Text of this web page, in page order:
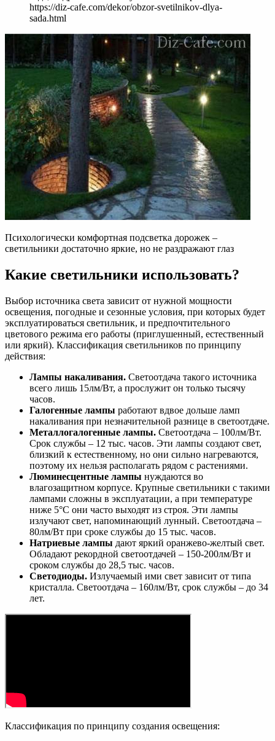
https://diz-cafe.com/dekor/obzor-svetilnikov-dlya-
sada.html
Психологически комфортная подсветка дорожек –
светильники достаточно яркие, но не раздражают глаз
Какие светильники использовать?
Выбор источника света зависит от нужной мощности
освещения, погодные и сезонные условия, при которых будет
эксплуатироваться светильник, и предпочтительного
цветового режима его работы (приглушенный, естественный
или яркий). Классификация светильников по принципу
действия:
Лампы накаливания. Светоотдача такого источника
всего лишь 15лм/Вт, а прослужит он только тысячу
часов.
Галогенные лампы работают вдвое дольше ламп
накаливания при незначительной разнице в светоотдаче.
Металлогалогенные лампы. Светоотдача – 100лм/Вт.
Срок службы – 12 тыс. часов. Эти лампы создают свет,
близкий к естественному, но они сильно нагреваются,
поэтому их нельзя располагать рядом с растениями.
Люминесцентные лампы нуждаются во
влагозащитном корпусе. Крупные светильники с такими
лампами сложны в эксплуатации, а при температуре
ниже 5°С они часто выходят из строя. Эти лампы
излучают свет, напоминающий лунный. Светоотдача –
80лм/Вт при сроке службы до 15 тыс. часов.
Натриевые лампы дают яркий оранжево-желтый свет.
Обладают рекордной светоотдачей – 150-200лм/Вт и
сроком службы до 28,5 тыс. часов.
Светодиоды. Излучаемый ими свет зависит от типа
кристалла. Светоотдача – 160лм/Вт, срок службы – до 34
лет.
Классификация по принципу создания освещения: